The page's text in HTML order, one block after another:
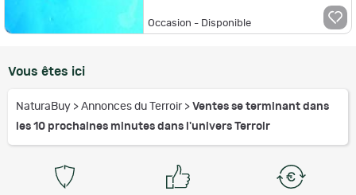
Occasion - Disponible
Vous êtes ici
NaturaBuy > Annonces du Terroir > Ventes se terminant dans
les 10 prochaines minutes dans l'univers Terroir